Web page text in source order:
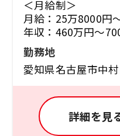
＜月給制＞
月給：25万8000円
年収：460万円～
勤務地
愛知県名古屋市中
詳細を見